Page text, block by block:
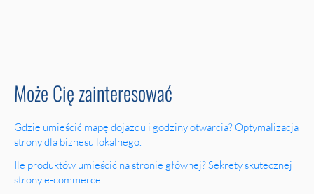
Może Cię zainteresować
Gdzie umieścić mapę dojazdu i godziny otwarcia? Optymalizacja
strony dla biznesu lokalnego.
Ile produktów umieścić na stronie głównej? Sekrety skutecznej
strony e-commerce.